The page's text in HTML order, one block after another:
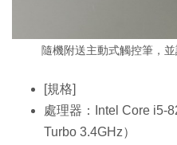
隨機附送主動式觸控筆，
[規格]
處理器：Intel Core i5-
Turbo 3.4GHz）